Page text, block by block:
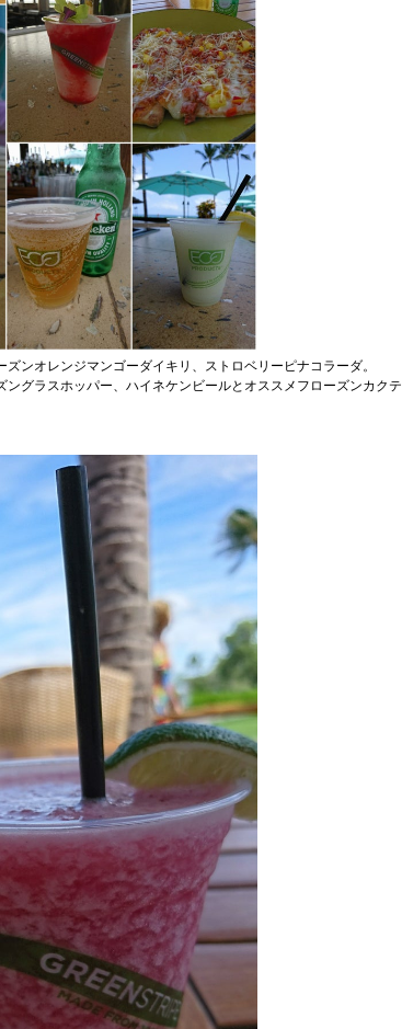
ンオレンジマンゴーダイキリ、ストロベリーピナコラーダ。
ングラスホッパー、ハイネケンビールとオススメフローズンカクテ